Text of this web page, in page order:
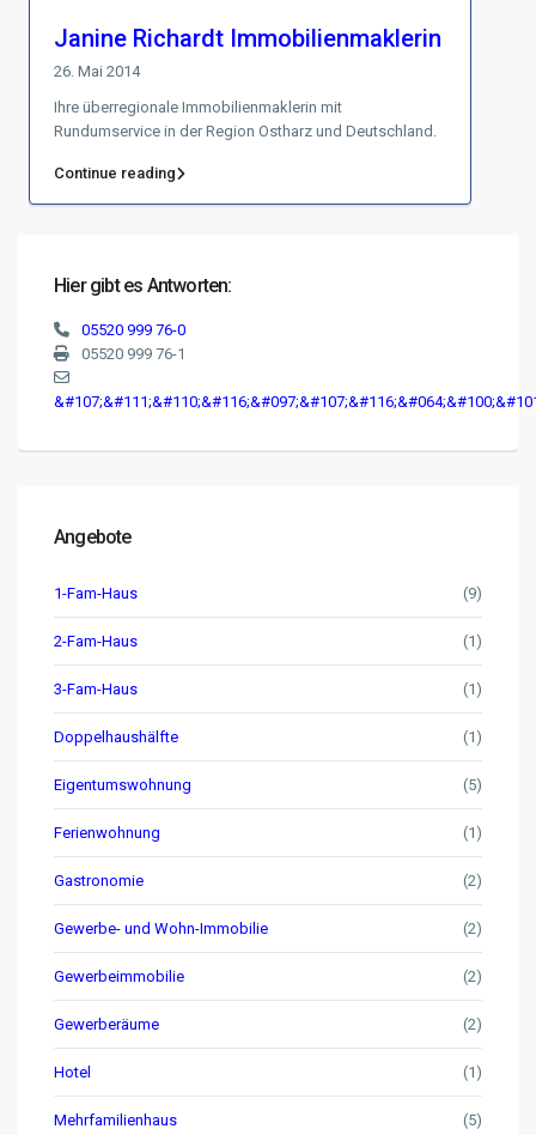
Janine Richardt Immobilienmaklerin
26. Mai 2014
Ihre überregionale Immobilienmaklerin mit
Rundumservice in der Region Ostharz und Deutschland.
Continue reading
Hier gibt es Antworten:
05520 999 76-0
05520 999 76-1
Angebote
1-Fam-Haus (9)
2-Fam-Haus (1)
3-Fam-Haus (1)
Doppelhaushälfte (1)
Eigentumswohnung (5)
Ferienwohnung (1)
Gastronomie (2)
Gewerbe- und Wohn-Immobilie (2)
Gewerbeimmobilie (2)
Gewerberäume (2)
Hotel (1)
Mehrfamilienhaus (5)